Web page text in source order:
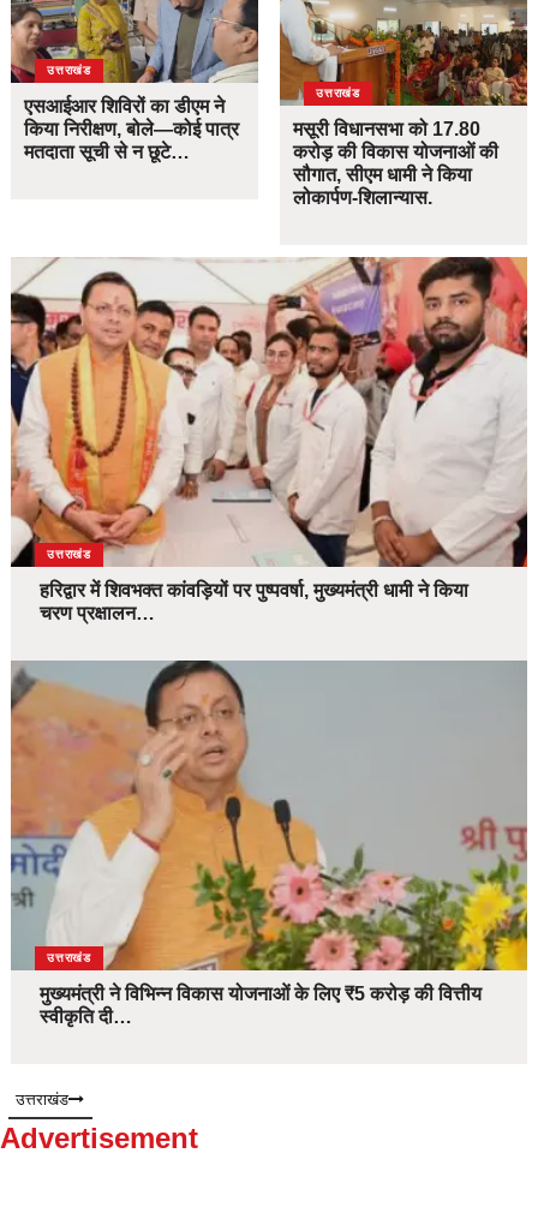
उत्तराखंड
एसआईआर शिविरों का डीएम ने
किया निरीक्षण, बोले—कोई पात्र
मतदाता सूची से न छूटे…
उत्तराखंड
मसूरी विधानसभा को 17.80
करोड़ की विकास योजनाओं की
सौगात, सीएम धामी ने किया
लोकार्पण-शिलान्यास.
उत्तराखंड
हरिद्वार में शिवभक्त कांवड़ियों पर पुष्पवर्षा, मुख्यमंत्री धामी ने किया
चरण प्रक्षालन…
उत्तराखंड
मुख्यमंत्री ने विभिन्न विकास योजनाओं के लिए ₹5 करोड़ की वित्तीय
स्वीकृति दी…
उत्तराखंड
Advertisement